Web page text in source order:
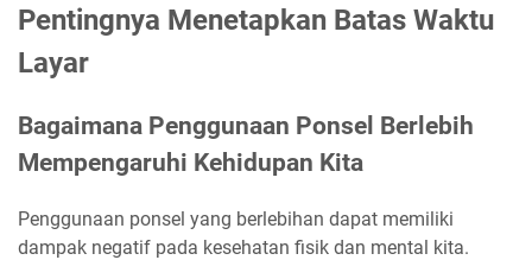
Pentingnya Menetapkan Batas Waktu
Layar
Bagaimana Penggunaan Ponsel Berlebih
Mempengaruhi Kehidupan Kita
Penggunaan ponsel yang berlebihan dapat memiliki
dampak negatif pada kesehatan fisik dan mental kita.